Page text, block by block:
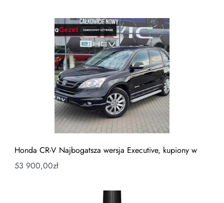
Honda CR-V Najbogatsza wersja Executive, kupiony w
53 900,00zł